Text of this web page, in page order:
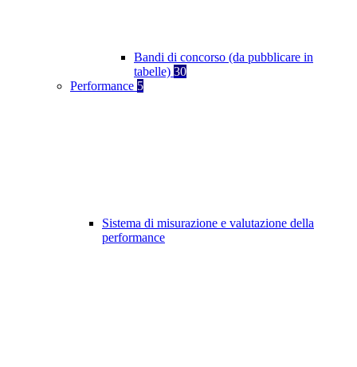
Bandi di concorso (da pubblicare in
tabelle) 30
Performance 5
Sistema di misurazione e valutazione della
performance